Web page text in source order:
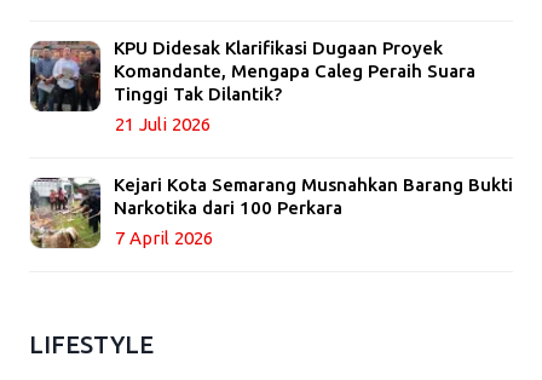
KPU Didesak Klarifikasi Dugaan Proyek
Komandante, Mengapa Caleg Peraih Suara
Tinggi Tak Dilantik?
21 Juli 2026
Kejari Kota Semarang Musnahkan Barang Bukti
Narkotika dari 100 Perkara
7 April 2026
LIFESTYLE